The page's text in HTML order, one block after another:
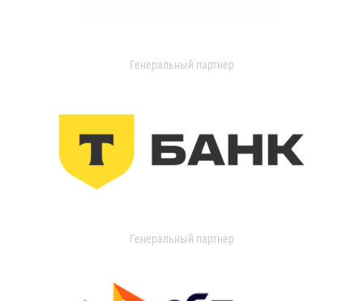
Генеральный партнер
Генеральный партнер